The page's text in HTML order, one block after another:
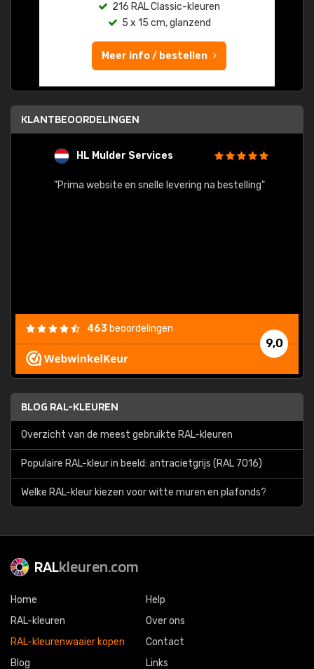
216 RAL Classic-kleuren
5 x 15 cm, glanzend
Meer info / bestellen
KLANTBEOORDELINGEN
HL Mulder Services
"Prima website en snelle levering na bestelling"
9,0
463 beoordelingen
BLOG RAL-KLEUREN
Overzicht van de meest gebruikte RAL-kleuren
Populaire RAL-kleur in beeld: antracietgrijs (RAL 7016)
Welke RAL-kleur kiezen voor witte muren en plafonds?
RALkleuren.com
Home
RAL-kleuren
RAL-kleurenwaaier kopen
Blog
Help
Over ons
Contact
Links